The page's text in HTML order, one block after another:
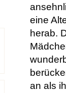
eine
herab.
an als